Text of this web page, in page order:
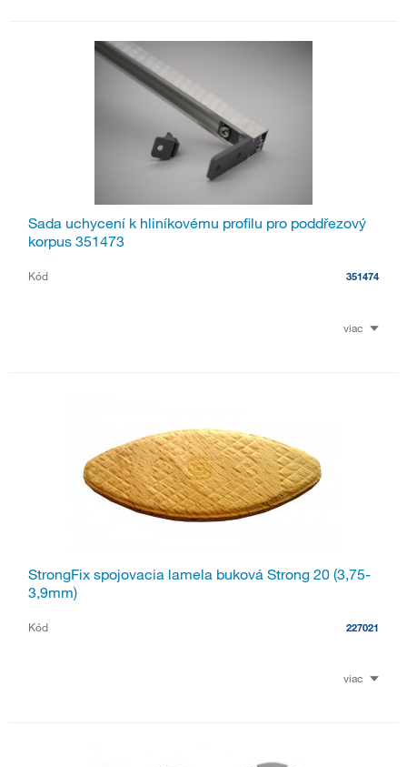
Sada uchycení k hliníkovému profilu pro poddřezový
korpus 351473
Kód 351474
viac
StrongFix spojovacia lamela buková Strong 20 (3,75-
3,9mm)
Kód 227021
viac